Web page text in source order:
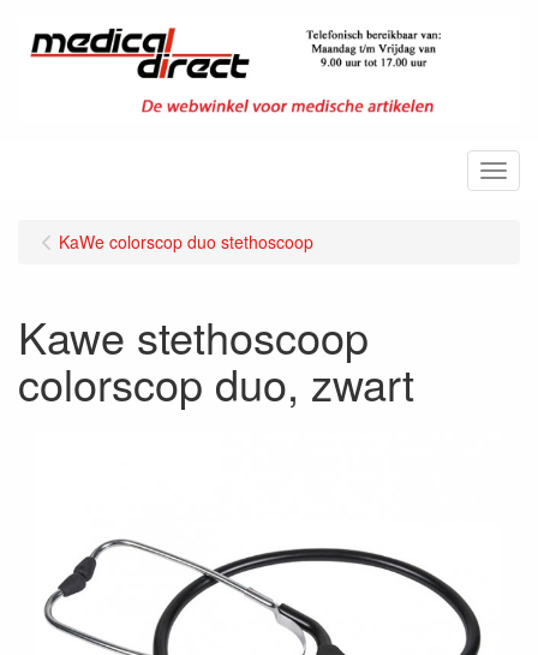
Menu
KaWe colorscop duo stethoscoop
Kawe stethoscoop
colorscop duo, zwart